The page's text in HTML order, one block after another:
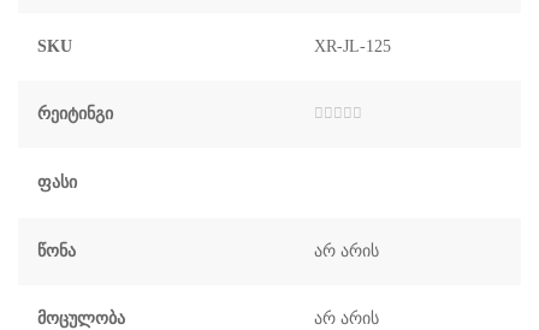
SKU XR-JL-125
Რეიტინგი
Ფასი
Წონა არ არის
Მოცულობა არ არის